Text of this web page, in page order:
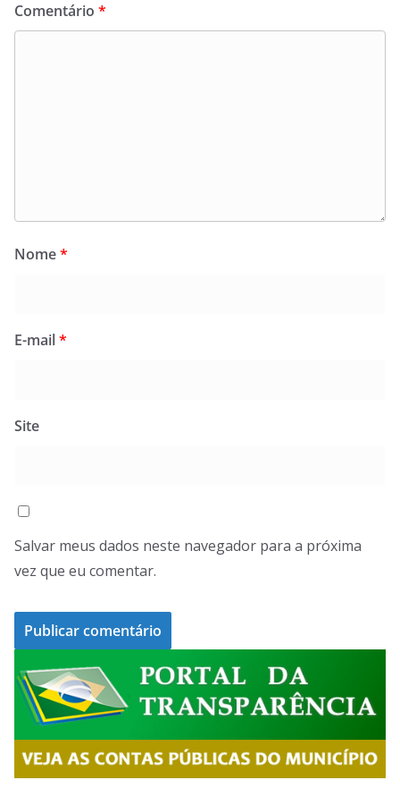
Comentário *
Nome*
E-mail*
Site
Salvar meus dados neste navegador para a próxima
vez que eu comentar.